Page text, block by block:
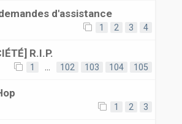
d'assistance
1 2 3 4
R.I.P.
1 102 103 104 105
1 2 3